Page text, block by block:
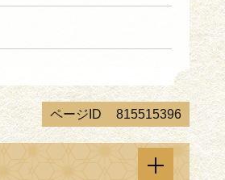
ページID 815515396